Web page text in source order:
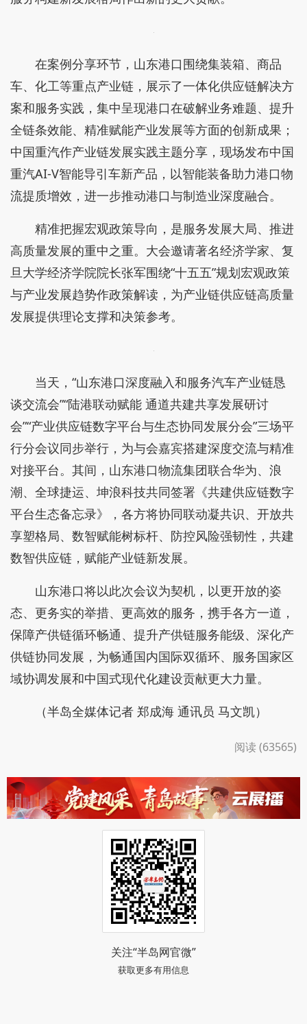
在案例分享环节，山东港口围绕集装箱、商品
车、化工等重点产业链，展示了一体化供应链解决方
案和服务实践，集中呈现港口在破解业务难题、提升
全链条效能、精准赋能产业发展等方面的创新成果；
中国重汽作产业链发展实践主题分享，现场发布中国
重汽AI-V智能导引车新产品，以智能装备助力港口物
流提质增效，进一步推动港口与制造业深度融合。
精准把握宏观政策导向，是服务发展大局、推进
高质量发展的重中之重。大会邀请著名经济学家、复
旦大学经济学院院长张军围绕“十五五”规划宏观政策
与产业发展趋势作政策解读，为产业链供应链高质量
发展提供理论支撑和决策参考。
当天，“山东港口深度融入和服务汽车产业链恳
谈交流会”“陆港联动赋能 通道共建共享发展研讨
会”“产业供应链数字平台与生态协同发展分会”三场平
行分会议同步举行，为与会嘉宾搭建深度交流与精准
对接平台。其间，山东港口物流集团联合华为、浪
潮、全球捷运、坤浪科技共同签署《共建供应链数字
平台生态备忘录》，各方将协同联动凝共识、开放共
享塑格局、数智赋能树标杆、防控风险强韧性，共建
数智供应链，赋能产业链新发展。
山东港口将以此次会议为契机，以更开放的姿
态、更务实的举措、更高效的服务，携手各方一道，
保障产供链循环畅通、提升产供链服务能级、深化产
供链协同发展，为畅通国内国际双循环、服务国家区
域协调发展和中国式现代化建设贡献更大力量。
（半岛全媒体记者 郑成海 通讯员 马文凯）
阅读 (63565)
关注“半岛网官微”
获取更多有用信息